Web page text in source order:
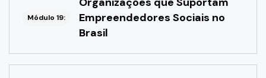
Módulo 19:
Empreendedores Sociais no
Brasil